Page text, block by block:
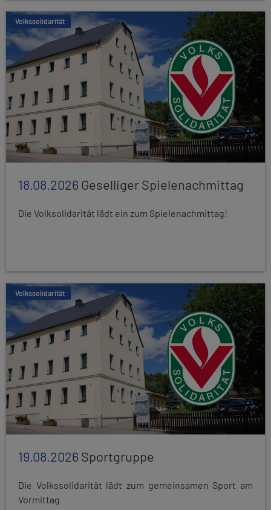
Volkssolidarität
18.08.2026Geselliger Spielenachmittag
Die Volksolidarität lädt ein zum Spielenachmittag!
Volkssolidarität
19.08.2026Sportgruppe
Die Volkssolidarität lädt zum gemeinsamen Sport am
Vormittag